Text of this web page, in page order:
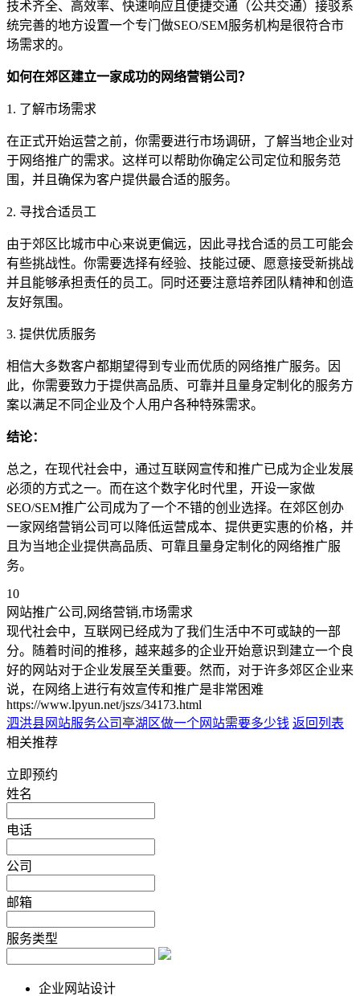
技术齐全、高效率、快速响应且便捷交通（公共交通）接驳系
统完善的地方设置一个专门做SEO/SEM服务机构是很符合市
场需求的。
如何在郊区建立一家成功的网络营销公司？
1. 了解市场需求
在正式开始运营之前，你需要进行市场调研，了解当地企业对
于网络推广的需求。这样可以帮助你确定公司定位和服务范
围，并且确保为客户提供最合适的服务。
2. 寻找合适员工
由于郊区比城市中心来说更偏远，因此寻找合适的员工可能会
有些挑战性。你需要选择有经验、技能过硬、愿意接受新挑战
并且能够承担责任的员工。同时还要注意培养团队精神和创造
友好氛围。
3. 提供优质服务
相信大多数客户都期望得到专业而优质的网络推广服务。因
此，你需要致力于提供高品质、可靠并且量身定制化的服务方
案以满足不同企业及个人用户各种特殊需求。
结论：
总之，在现代社会中，通过互联网宣传和推广已成为企业发展
必须的方式之一。而在这个数字化时代里，开设一家做
SEO/SEM推广公司成为了一个不错的创业选择。在郊区创办
一家网络营销公司可以降低运营成本、提供更实惠的价格，并
且为当地企业提供高品质、可靠且量身定制化的网络推广服
务。
10
网站推广公司,网络营销,市场需求
现代社会中，互联网已经成为了我们生活中不可或缺的一部
分。随着时间的推移，越来越多的企业开始意识到建立一个良
好的网站对于企业发展至关重要。然而，对于许多郊区企业来
说，在网络上进行有效宣传和推广是非常困难
https://www.lpyun.net/jszs/34173.html
泗洪县网站服务公司 亭湖区做一个网站需要多少钱 返回列表
相关推荐
立即预约
姓名
电话
公司
邮箱
服务类型
企业网站设计